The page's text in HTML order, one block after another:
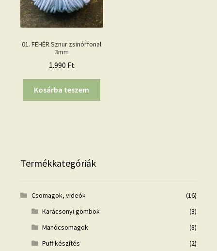
01. FEHÉR Sznur zsinórfonal
3mm
1.990 Ft
Kosárba teszem
Termékkategóriák
Csomagok, videók
(16)
Karácsonyi gömbök
(3)
Manócsomagok
(8)
Puff készítés
(2)